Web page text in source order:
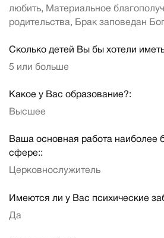
любить, Материальное
родительства, Брак заповедан
Сколько детей Вы бы хотели
5 или больше
Какое у Вас образование?:
Высшее
Ваша основная работа наиболее
сфере::
Церковнослужитель
Имеются ли у Вас психические
Да